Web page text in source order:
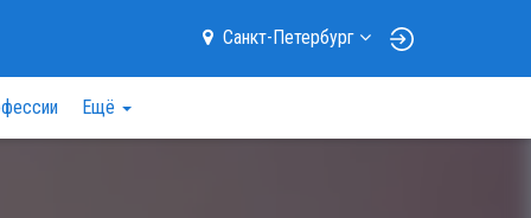
Санкт-Петербург
Ещё